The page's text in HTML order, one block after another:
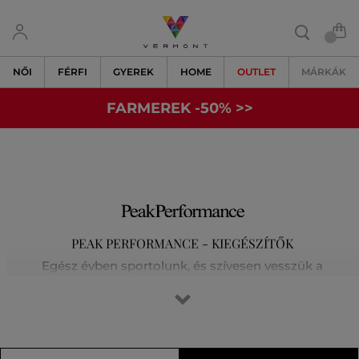
NŐI FÉRFI GYEREK HOME OUTLET MÁRKÁK
FARMEREK -50% >>
PEAK PERFORMANCE - KIEGÉSZÍTŐK
Egész évben sportolunk, és szívesen vesszük a
magashegyi túrák során. Tisztában vagyunk vele, hogy az
kijjebb toljuk határainkat, és nem elégszünk meg a